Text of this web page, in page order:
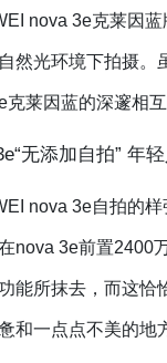
nova 3e克莱因
然光环境下拍摄
莱因蓝的深邃相互
nova 3e自拍的
nova 3e前置2400
能所抹去，而这
一点点不美的地